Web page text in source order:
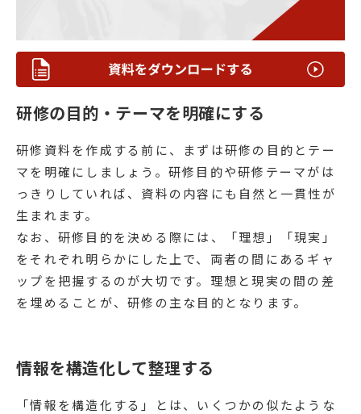
研修の目的・テーマを明確にする
研修資料を作成する前に、まずは研修の目的とテー
マを明確にしましょう。研修目的や研修テーマがは
っきりしていれば、資料の内容にも自然と一貫性が
生まれます。
なお、研修目的を決める際には、「理想」「現実」
をそれぞれ明らかにした上で、両者の間にあるギャ
ップを把握するのが大切です。理想と現実の間の差
を埋めることが、研修の主な目的となります。
情報を構造化して整理する
「情報を構造化する」とは、いくつかの似たような